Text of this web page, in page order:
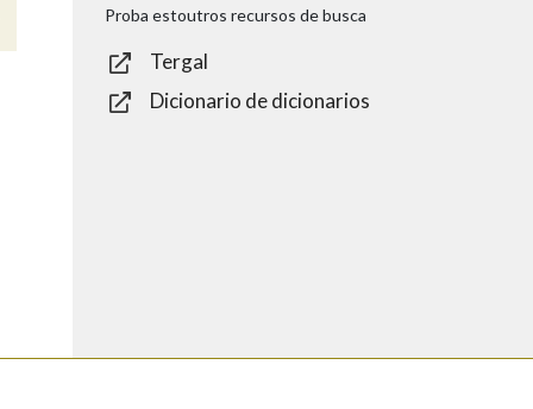
Proba estoutros recursos de busca
Tergal
Dicionario de dicionarios